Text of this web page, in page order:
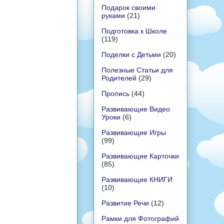
Подарок своими
руками (21)
Подготовка к Школе
(119)
Поделки с Детьми (20)
Полезные Статьи для
Родителей (29)
Пропись (44)
Развивающие Видео
Уроки (6)
Развивающие Игры
(99)
Развивающие Карточки
(85)
Развивающие КНИГИ
(10)
Развитие Речи (12)
Рамки для Фотографий